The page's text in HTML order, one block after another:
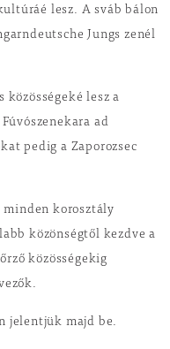
lesz. A sváb bálon
Jungs zenél
lesz a
ad
pedig a Zaporozsec
minden korosztály
közönségtől kezdve a
közösségekig
jelentjük majd be.